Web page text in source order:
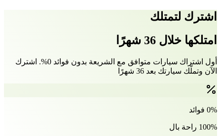
اشترك لتمتلك
امتلكها خلال 36 شهرًا
أول اشتراك سيارات متوافق مع الشريعة بدون فوائد 0%. اشترك
الآن وتملّك سيارتك بعد 36 شهرًا
0% فوائد
100% راحة بال